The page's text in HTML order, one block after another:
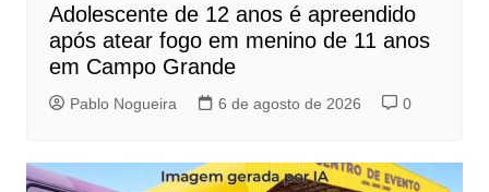
Adolescente de 12 anos é apreendido
após atear fogo em menino de 11 anos
em Campo Grande
Pablo Nogueira 6 de agosto de 2026 0